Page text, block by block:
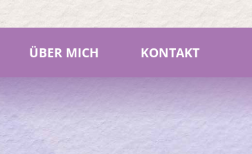
ÜBER MICH KONTAKT